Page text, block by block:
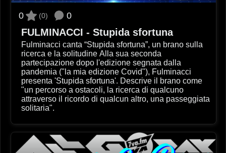
0 (0) 0
FULMINACCI - Stupida sfortuna
Fulminacci canta “Stupida sfortuna”, un brano sulla
ricerca e la solitudine Alla sua seconda
partecipazione dopo l'edizione segnata dalla
pandemia ("la mia edizione Covid"), Fulminacci
presenta 'Stupida sfortuna'. Descrive il brano come
"un percorso a ostacoli, la ricerca di qualcuno
attraverso il ricordo di qualcun altro, una passeggiata
solitaria".